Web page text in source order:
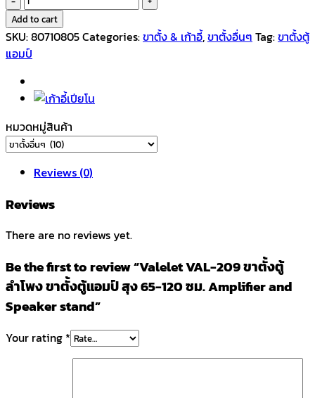
VAL-
209
ขา
ตู้
ลำโพง
ตั้ง
ตู้
แอมป์
65-
ซม.
and
Speaker
stand
Add to cart
SKU:80710805Categories:ขาตั้ง & เก้าอี้,ขาตั้งอื่นๆ Tag:ขาตั้งตู้
แอมป์
หมวดหมู่สินค้า
Reviews (0)
Reviews
There are no reviews yet.
Be the first to review “Valelet VAL-209 ขาตั้งตู้
ลำโพง ขาตั้งตู้แอมป์ สุง 65-120 ซม. Amplifier and
Speaker stand”
Your rating *